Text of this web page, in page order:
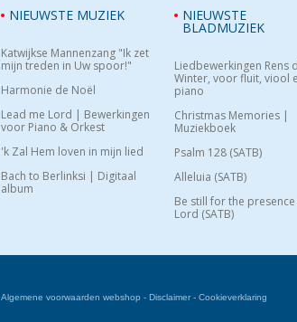
NIEUWSTE MUZIEK
Katwijkse Mannenzang "Ik zet
mijn treden in Uw spoor!"
Harmonie de Noël
Lead me Lord | Bewerkingen
voor Piano & Orkest
'k Zal Hem loven in mijn lied
Bach to Berlinksi | Digitaal
album
NIEUWSTE
BLADMUZIEK
Liedbewerkingen Rens
Winter, voor fluit, viool
piano
Christmas Memories |
Muziekboek
Psalm 128 (SATB)
Alleluia (SATB)
Be still for the
Lord (SATB)
Algemene voorwaarden webshop - Disclaimer- Cookieverklaring